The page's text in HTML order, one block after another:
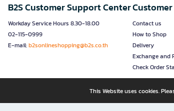
B2S Customer Support Center
Workday Service Hours 8.30-18.00
02-115-0999
E-mail:b2sonlineshopping@b2s.co.th
Contact us
How to Shop
Delivery
Exchange and
Check Order
This Website uses cookies.